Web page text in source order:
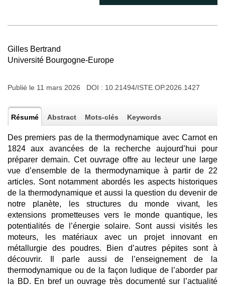
Gilles Bertrand
Université Bourgogne-Europe
Publié le 11 mars 2026 DOI : 10.21494/ISTE.OP.2026.1427
Résumé Abstract Mots-clés Keywords
Des premiers pas de la thermodynamique avec Carnot en
1824 aux avancées de la recherche aujourd’hui pour
préparer demain. Cet ouvrage offre au lecteur une large
vue d’ensemble de la thermodynamique à partir de 22
articles. Sont notamment abordés les aspects historiques
de la thermodynamique et aussi la question du devenir de
notre planète, les structures du monde vivant, les
extensions prometteuses vers le monde quantique, les
potentialités de l’énergie solaire. Sont aussi visités les
moteurs, les matériaux avec un projet innovant en
métallurgie des poudres. Bien d’autres pépites sont à
découvrir. Il parle aussi de l’enseignement de la
thermodynamique ou de la façon ludique de l’aborder par
la BD. En bref un ouvrage très documenté sur l’actualité